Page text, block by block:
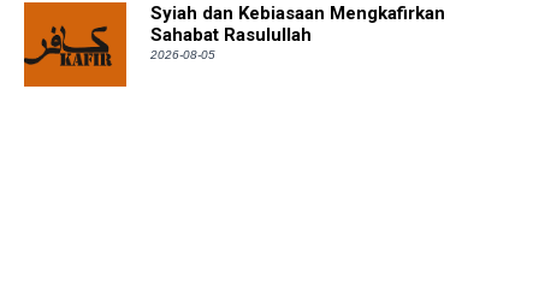
Syiah dan Kebiasaan Mengkafirkan
Sahabat Rasulullah
2026-08-05